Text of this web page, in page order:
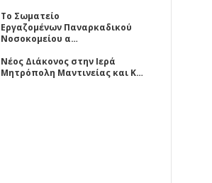
Το Σωματείο
Εργαζομένων Παναρκαδικού
Νοσοκομείου α…
Νέος Διάκονος στην Ιερά
Μητρόπολη Μαντινείας και Κ…